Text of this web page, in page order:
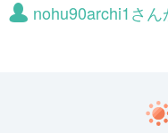
nohu90archi1さ